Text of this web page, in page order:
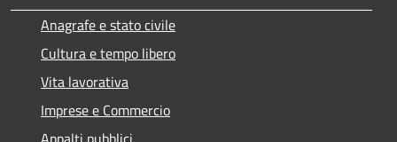
Anagrafe e stato civile
Cultura e tempo libero
Vita lavorativa
Imprese e Commercio